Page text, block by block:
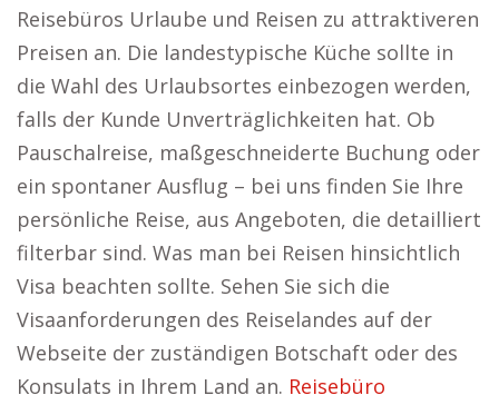
Reisebüros Urlaube und Reisen zu attraktiveren
Preisen an. Die landestypische Küche sollte in
die Wahl des Urlaubsortes einbezogen werden,
falls der Kunde Unverträglichkeiten hat. Ob
Pauschalreise, maßgeschneiderte Buchung oder
ein spontaner Ausflug – bei uns finden Sie Ihre
persönliche Reise, aus Angeboten, die detailliert
filterbar sind. Was man bei Reisen hinsichtlich
Visa beachten sollte. Sehen Sie sich die
Visaanforderungen des Reiselandes auf der
Webseite der zuständigen Botschaft oder des
Konsulats in Ihrem Land an. Reisebüro